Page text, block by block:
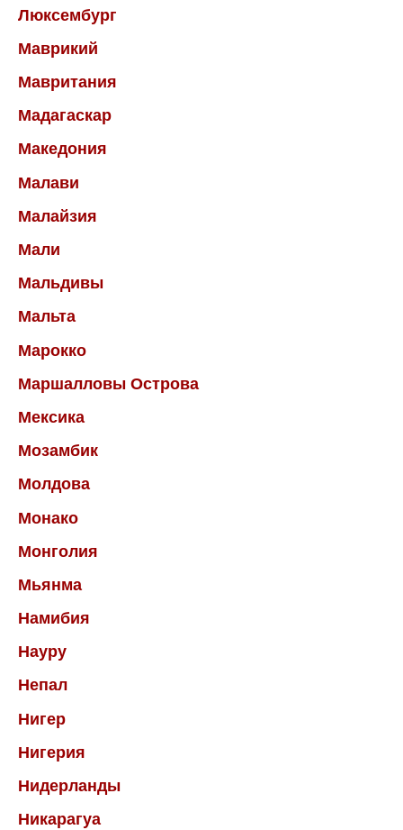
Люксембург
Маврикий
Мавритания
Мадагаскар
Македония
Малави
Малайзия
Мали
Мальдивы
Мальта
Марокко
Маршалловы Острова
Мексика
Мозамбик
Молдова
Монако
Монголия
Мьянма
Намибия
Науру
Непал
Нигер
Нигерия
Нидерланды
Никарагуа